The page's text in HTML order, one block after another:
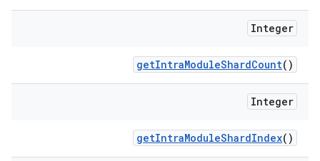
Integer
getIntraModuleShardCount()
Integer
getIntraModuleShardIndex()